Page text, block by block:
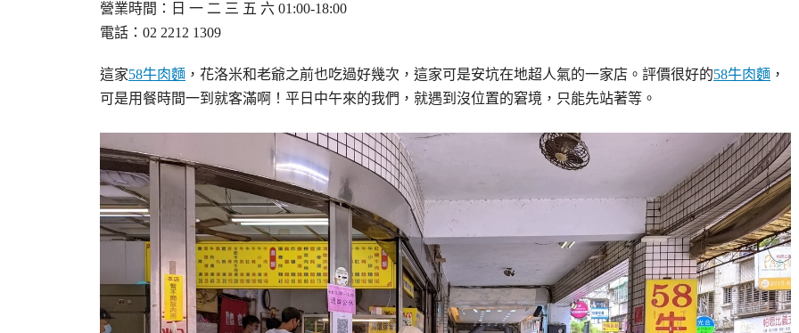
營業時間：日 一 二 三 五 六 01:00-18:00
電話：02 2212 1309
這家58牛肉麵 ，花洛米和老爺之前也吃過好幾次，這家可是安坑在地超人氣的一家店。評價很好的58牛肉麵 ，
可是用餐時間一到就客滿啊！平日中午來的我們，就遇到沒位置的窘境，只能先站著等。